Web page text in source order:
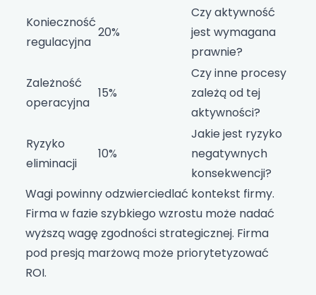
Konieczność
regulacyjna
20%
Czy aktywność
jest wymagana
prawnie?
Zależność
operacyjna
15%
Czy inne procesy
zależą od tej
aktywności?
Ryzyko
eliminacji
10%
Jakie jest ryzyko
negatywnych
konsekwencji?
Wagi powinny odzwierciedlać kontekst firmy.
Firma w fazie szybkiego wzrostu może nadać
wyższą wagę zgodności strategicznej. Firma
pod presją marżową może priorytetyzować
ROI.